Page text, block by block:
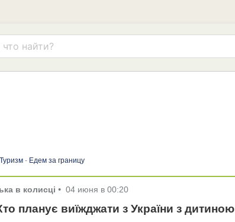
- Едем за границу
в колисці • 04 июня в 00:20
планує виїжджати з України з дитиною